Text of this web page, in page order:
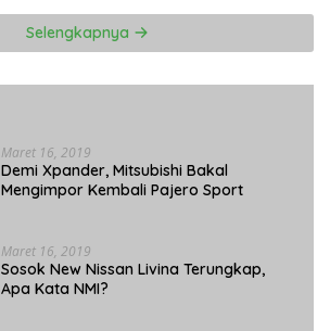
Selengkapnya
Maret 16, 2019
Demi Xpander, Mitsubishi Bakal
Mengimpor Kembali Pajero Sport
Maret 16, 2019
Sosok New Nissan Livina Terungkap,
Apa Kata NMI?